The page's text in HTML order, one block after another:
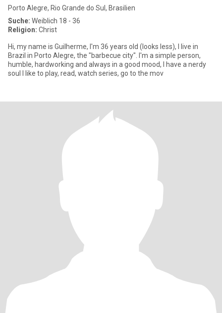
Porto Alegre, Rio Grande do Sul, Brasilien
Suche: Weiblich 18 - 36
Religion: Christ
Hi, my name is Guilherme, I'm 36 years old (looks less), I live in
Brazil in Porto Alegre, the "barbecue city". I'm a simple person,
humble, hardworking and always in a good mood, I have a nerdy
soul I like to play, read, watch series, go to the mov